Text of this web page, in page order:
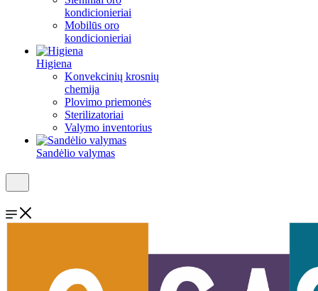
kondicionieriai
Mobilūs oro
kondicionieriai
Higiena
Konvekcinių krosnių
chemija
Plovimo priemonės
Sterilizatoriai
Valymo inventorius
Sandėlio valymas